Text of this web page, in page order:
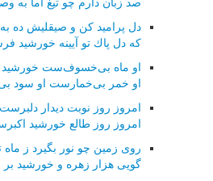
دل پرامید كن و صیقلیش ده
كه دل پاك تو آیینه خورشید
او ماه بی‌خسوف‌ست
او خمر بی‌خمارست او سود
امروز روز نوبت دیدار دلبرست
امروز روز طالع خورشید
روی زمین چو نور بگیرد ز ماه
گویی هزار زهره و خورشید